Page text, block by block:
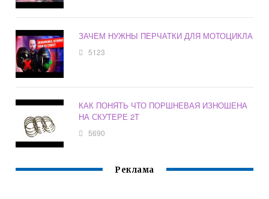
ЗАЧЕМ НУЖНЫ ПЕРЧАТКИ ДЛЯ МОТОЦИКЛА
5123
КАК ПОНЯТЬ ЧТО ПОРШНЕВАЯ ИЗНОШЕНА
НА СКУТЕРЕ 2Т
5690
Реклама